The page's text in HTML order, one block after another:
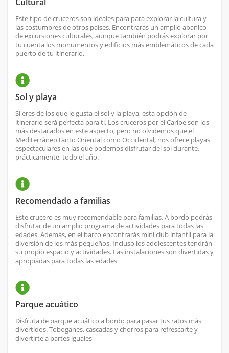
Este tipo de cruceros son ideales para para explorar la cultura y
las costumbres de otros países. Encontrarás un amplio abanico
de excursiones culturales, aunque también podrás explorar por
tu cuenta los monumentos y edificios más emblemáticos de cada
puerto de tu itinerario.
Sol y playa
Si eres de los que le gusta el sol y la playa, esta opción de
itinerario será perfecta para ti. Los cruceros por el Caribe son los
más destacados en este aspecto, pero no olvidemos que el
Mediterráneo tanto Oriental como Occidental, nos ofrece playas
espectaculares en las que podemos disfrutar del sol durante,
prácticamente, todo el año.
Recomendado a familias
Este crucero es muy recomendable para familias. A bordo podrás
disfrutar de un amplio programa de actividades para todas las
edades. Además, en el barco encontrarás mini club infantil para la
diversión de los más pequeños. Incluso los adolescentes tendrán
su propio espacio y actividades. Las instalaciones son divertidas y
apropiadas para todas las edades
Parque acuático
Disfruta de parque acuático a bordo para pasar tus ratos más
divertidos. Toboganes, cascadas y chorros para refrescarte y
divertirte a partes iguales